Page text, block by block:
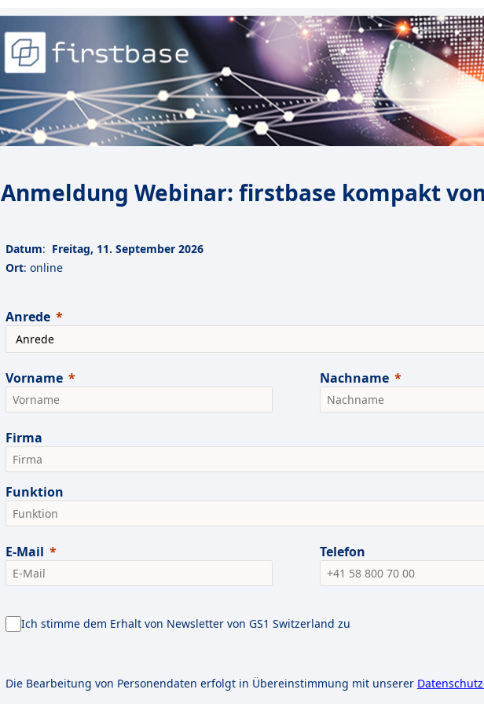
Anmeldung Webinar: firstbase kompakt
Datum: Freitag, 11. September 2026
Ort: online
Anrede
Vorname Nachname
Firma
Funktion
E-Mail Telefon
Ich stimme dem Erhalt von Newsletter von GS1 Switzerland zu
Die Bearbeitung von Personendaten erfolgt in Übereinstimmung mit unserer